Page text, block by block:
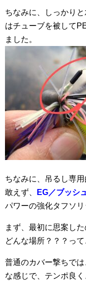
ちなみに、しっかり
はチューブを被して
ました。
ちなみに、吊るし専
敢えず、
EG／ブッシ
パワーの強化タフソ
まず、最初に思案し
どんな場所？？？って
普通のカバー撃ちで
な感じで、テンポ良